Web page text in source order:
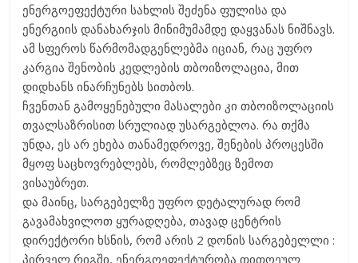
ენერგოეფექტური სახლის შეძენა ფულისა და
ენერგიის დანახარჯის მინიმუმამდე დაყვანას ნიშნავს.
ამ სფეროს წარმომადგენლებმა იციან, რაც უფრო
კარგია შენობის კედლების თბოიზოლაცია, მით
დიდხანს ინარჩუნებს სითბოს.
ჩვენთან გამოყენებული მასალები კი თბოიზოლაციის
თვალსაზრისით სრულიად უსარგებლოა. რა თქმა
უნდა, ეს არ ეხება თანამედროვე, შენების პროცესში
მყოფ საცხოვრებლებს, რომლებზეც ზემოთ
ვისაუბრეთ.
და მაინც, სარგებელზე უფრო დეტალურად რომ
გავამახვილოთ ყურადღება, თავად ცენტრის
დირექტორი ხსნის, რომ არის 2 დონის სარგებელლი :
პირველ რიგში, ენერგოეფექტურობა თითოეულ